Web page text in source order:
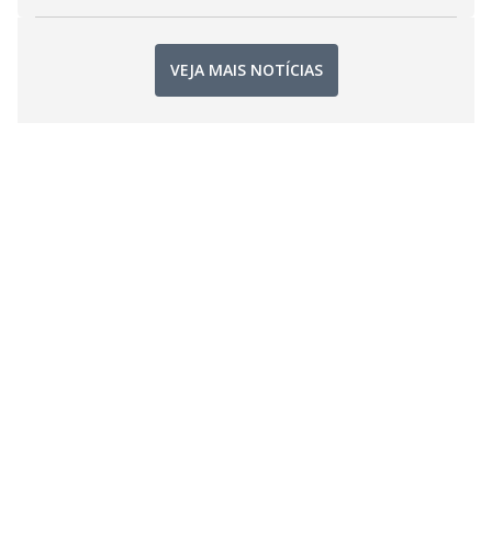
VEJA MAIS NOTÍCIAS